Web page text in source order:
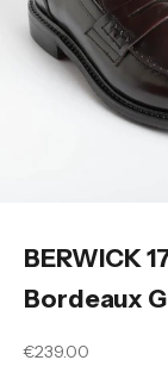
BERWICK
Bordeaux
Angebot
€239.00